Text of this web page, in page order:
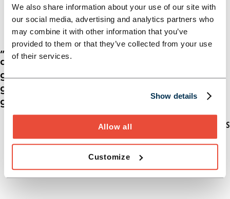
We also share information about your use of our site with
our social media, advertising and analytics partners who
may combine it with other information that you’ve
provided to them or that they’ve collected from your use
of their services.
Show details
Allow all
Customize
„Für mich war "together we grow" schon immer
die Stärke von Horn & Company – Teil einer
gemeinsamen Reise zu sein, bei der sich alle
gegenseitig helfen und unterstützen, um
gemeinschaftlich zu wachsen."
- LUDWIG LÜTKES